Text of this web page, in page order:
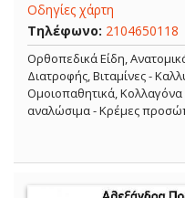
Οδηγίες χάρτη
Τηλέφωνο: 2104650118
Ορθοπεδικά Είδη,
Διατροφής, Βιταμίνες -
Ομοιοπαθητικά, Κολλαγόνα
αναλώσιμα - Κρέμες